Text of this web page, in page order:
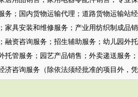
务；国内货物运输代理；道路货物运输站
家具安装和维修服务；产业用纺织制成品
资咨询服务；招生辅助服务；幼儿园外
托管服务；园艺产品销售；外卖递送服务
咨询服务（除依法须经批准的项目外，